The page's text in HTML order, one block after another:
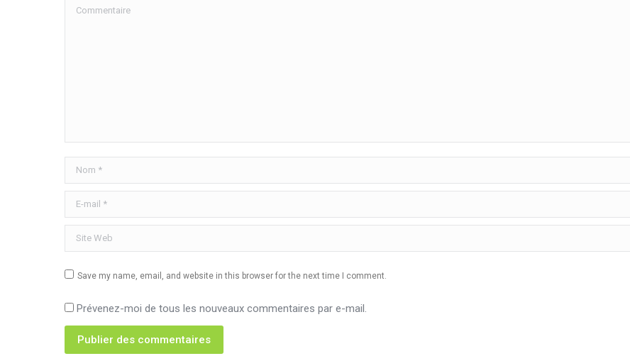
Commentaire
Nom *
E-mail *
Site Web
Save my name, email, and website in this browser for the next time I comment.
Prévenez-moi de tous les nouveaux commentaires par e-mail.
Publier des commentaires